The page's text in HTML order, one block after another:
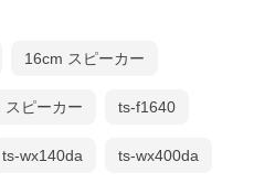
16cm スピーカー
スピーカー ts-f1640
ts-wx140da ts-wx400da